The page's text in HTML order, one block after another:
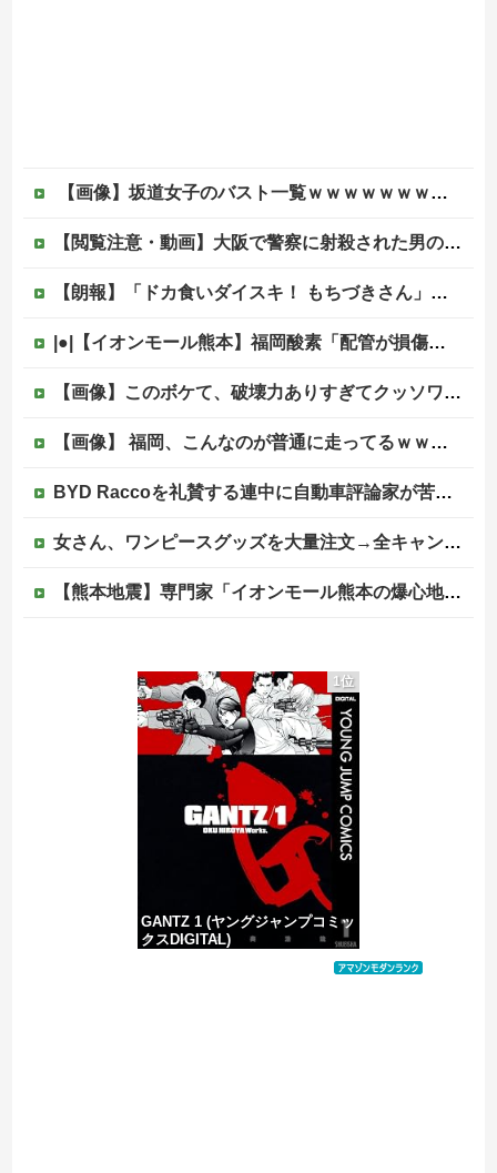
【画像】坂道女子のバスト一覧ｗｗｗｗｗｗｗｗｗｗｗｗwｗｗｗｗ
【閲覧注意・動画】大阪で警察に射殺された男の動画、エグい 撃たれてから叫びながら苦しみもがいて死ぬ
【朗報】「ドカ食いダイスキ！ もちづきさん」アニメ化！これも露悪漫画なの？
|●|【イオンモール熊本】福岡酸素「配管が損傷しガス漏れ、着火した可能性」高圧ガス保安法などに基づき、経産省に報告
【画像】このボケて、破壊力ありすぎてクッソワロタｗｗｗｗｗｗｗｗｗ他
【画像】 福岡、こんなのが普通に走ってるｗｗｗｗｗｗｗｗｗｗｗｗｗｗｗｗｗｗｗｗｗｗｗｗｗｗｗｗｗｗｗｗｗｗｗｗｗｗｗｗ
BYD Raccoを礼賛する連中に自動車評論家が苦言、その投稿に雉で有名な別評論家が噛みついてしまい……
女さん、ワンピースグッズを大量注文→全キャンセルで逮捕ｗｗｗ
【熊本地震】専門家「イオンモール熊本の爆心地に…喫煙所と自販機」警察・消防「」←これ・・・
ウクライナ、ついに力尽きる
中露軍艦4隻が“日本一周”
【移民政策反対】イオンの売り場で唐揚げを食う中国人の子供
1位
GANTZ 1 (ヤングジャンプコミッ
クスDIGITAL)
価格：¥100